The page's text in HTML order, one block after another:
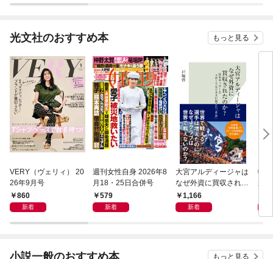
光文社のおすすめ本 もっと見る
VERY（ヴェリィ） 20
26年9月号
860
新着
週刊女性自身 2026年8
月18・25日合併号
579
新着
大宮アルディージャは
なぜ外資に買収された
のか？～日本サッカー
とスポーツビジネスに
1,166
新着
転
か
小説一般のおすすめ本 もっと見る